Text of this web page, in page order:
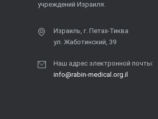
учреждений Израиля.
Израиль, г. Петах-Тиква
ул. Жаботинский, 39
Наш адрес электронной почты:
info@rabin-medical.org.il